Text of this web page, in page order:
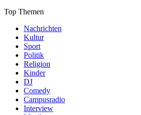
Top Themen
Nachrichten
Kultur
Sport
Politik
Religion
Kinder
DJ
Comedy
Campusradio
Interview